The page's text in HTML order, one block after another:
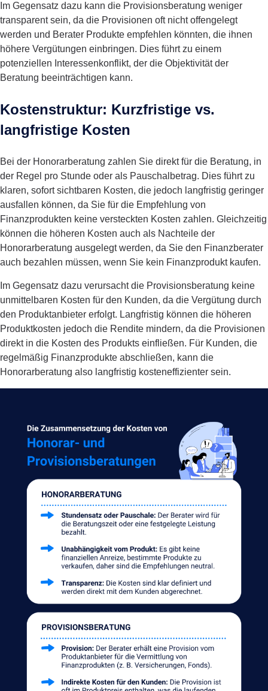
Im Gegensatz dazu kann die Provisionsberatung weniger
transparent sein, da die Provisionen oft nicht offengelegt
werden und Berater Produkte empfehlen könnten, die ihnen
höhere Vergütungen einbringen. Dies führt zu einem
potenziellen Interessenkonflikt, der die Objektivität der
Beratung beeinträchtigen kann.
Kostenstruktur: Kurzfristige vs.
langfristige Kosten
Bei der Honorarberatung zahlen Sie direkt für die Beratung, in
der Regel pro Stunde oder als Pauschalbetrag. Dies führt zu
klaren, sofort sichtbaren Kosten, die jedoch langfristig geringer
ausfallen können, da Sie für die Empfehlung von
Finanzprodukten keine versteckten Kosten zahlen. Gleichzeitig
können die höheren Kosten auch als Nachteile der
Honorarberatung ausgelegt werden, da Sie den Finanzberater
auch bezahlen müssen, wenn Sie kein Finanzprodukt kaufen.
Im Gegensatz dazu verursacht die Provisionsberatung keine
unmittelbaren Kosten für den Kunden, da die Vergütung durch
den Produktanbieter erfolgt. Langfristig können die höheren
Produktkosten jedoch die Rendite mindern, da die Provisionen
direkt in die Kosten des Produkts einfließen. Für Kunden, die
regelmäßig Finanzprodukte abschließen, kann die
Honorarberatung also langfristig kosteneffizienter sein.